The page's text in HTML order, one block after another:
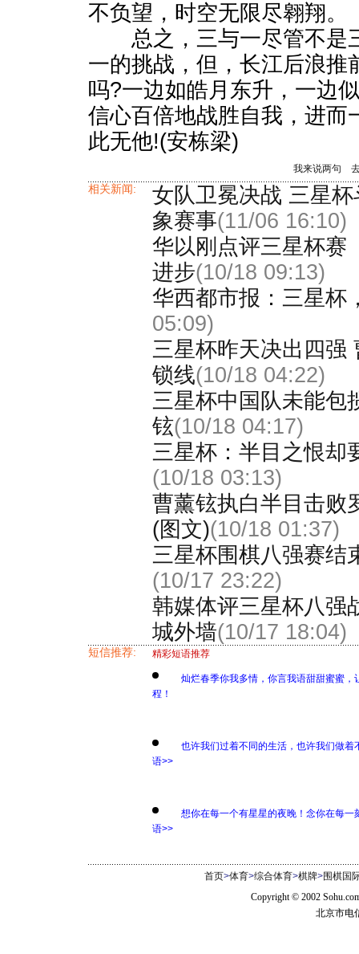
不负望，时空无限尽翱翔。
总之，三与一尽管不是
一的挑战，但，长江后浪推
吗?一边如皓月东升，一边
信心百倍地战胜自我，进而
此无他!(安栋梁)
我来说两句
相关新闻:
女队卫冕决战 三星
象赛事(11/06 16:10)
华以刚点评三星杯赛
进步(10/18 09:13)
华西都市报：三星杯
05:09)
三星杯昨天决出四强
锁线(10/18 04:22)
三星杯中国队未能包
铉(10/18 04:17)
三星杯：半目之恨却
(10/18 03:13)
曹薰铉执白半目击败
(图文)(10/18 01:37)
三星杯围棋八强赛结
(10/17 23:22)
韩媒体评三星杯八强
城外墙(10/17 18:04)
短信推荐: 精彩短语推荐
灿烂春季你我多情，你言我语甜甜蜜蜜
程！
也许我们过着不同的生活，也许我们做
语>>
想你在每一个有星星的夜晚！念你在每
语>>
首页>体育>综合体育>棋牌>围棋国
Copyright © 2002
北京市电